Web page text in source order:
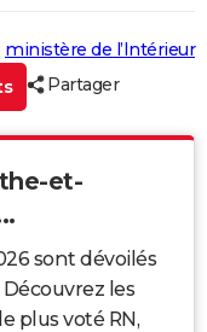
ministère de l’Intérieur
Partager
et-
sont dévoilés
les
plus voté RN,